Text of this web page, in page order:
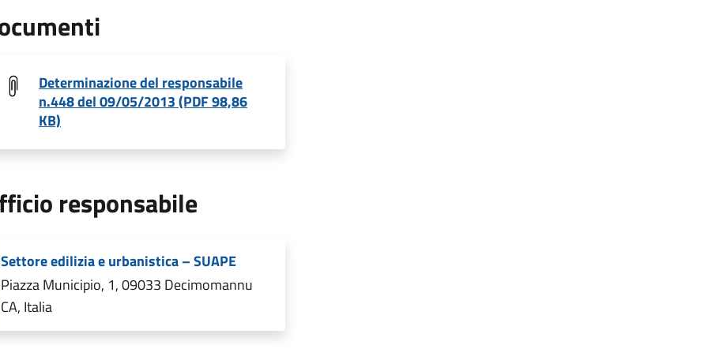
Determinazione del responsabile
n.448 del 09/05/2013 (PDF 98,86
KB)
responsabile
Settore edilizia e urbanistica – SUAPE
Piazza Municipio, 1, 09033 Decimomannu
CA, Italia